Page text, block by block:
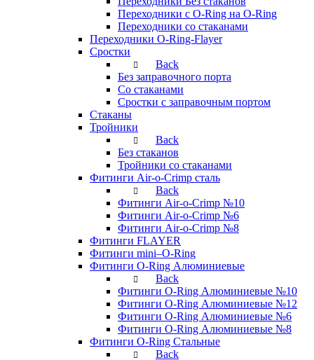
Переходники с O-Ring на O-Ring
Переходники со стаканами
Переходники O-Ring-Flayer
Сростки
Back
Без заправочного порта
Со стаканами
Сростки с заправочным портом
Стаканы
Тройники
Back
Без стаканов
Тройники со стаканами
Фитинги Air-o-Crimp сталь
Back
Фитинги Air-o-Crimp №10
Фитинги Air-o-Crimp №6
Фитинги Air-o-Crimp №8
Фитинги FLAYER
Фитинги mini–O-Ring
Фитинги O-Ring Алюминиевые
Back
Фитинги O-Ring Алюминиевые №10
Фитинги O-Ring Алюминиевые №12
Фитинги O-Ring Алюминиевые №6
Фитинги O-Ring Алюминиевые №8
Фитинги O-Ring Стальные
Back